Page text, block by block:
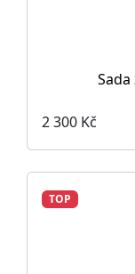
2 300 Kč
TOP